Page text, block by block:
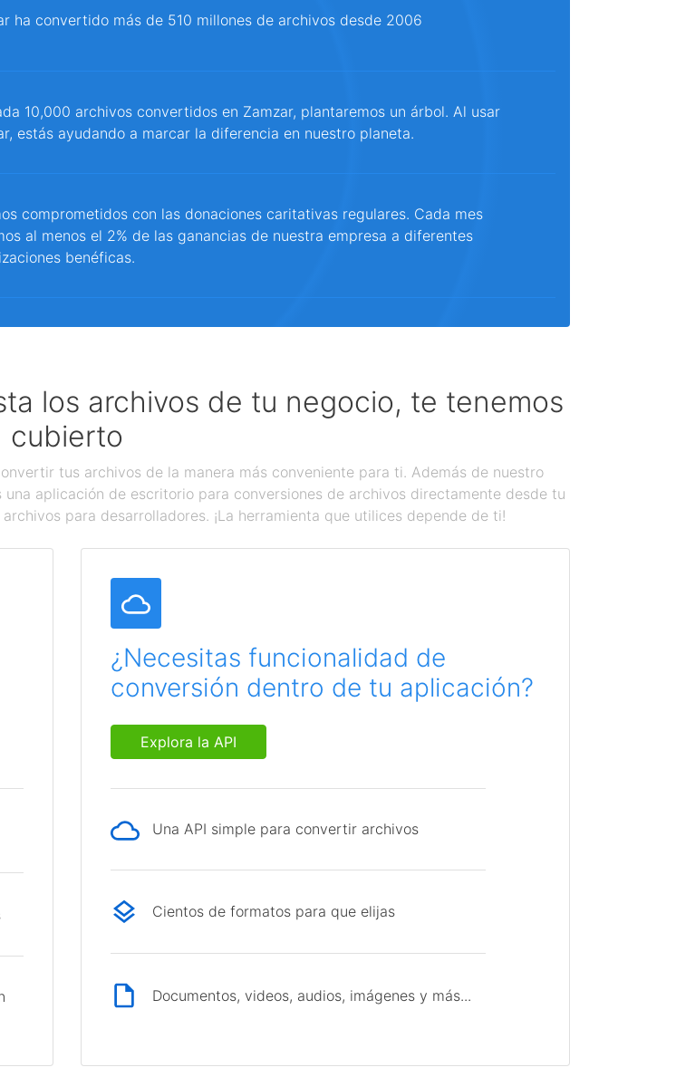
ha convertido más de 510 millones de archivos desde 2006
10,000 archivos convertidos en Zamzar, plantaremos un árbol. Al usar
estás ayudando a marcar la diferencia en nuestro planeta.
comprometidos con las donaciones caritativas regulares. Cada mes
al menos el 2% de las ganancias de nuestra empresa a diferentes
benéficas.
los archivos de tu negocio, te tenemos
cubierto
tus archivos de la manera más conveniente para ti. Además de nuestro
aplicación de escritorio para conversiones de archivos directamente desde tu
para desarrolladores. ¡La herramienta que utilices depende de ti!
¿Necesitas funcionalidad de
conversión dentro de tu aplicación?
Explora la API
Una API simple para convertir archivos
Cientos de formatos para que elijas
Documentos, videos, audios, imágenes y más...